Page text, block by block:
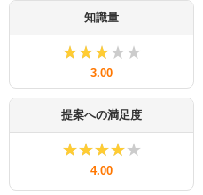
知識量
★★★★★
★★★★★
3.00
提案への満足度
★★★★★
★★★★★
4.00